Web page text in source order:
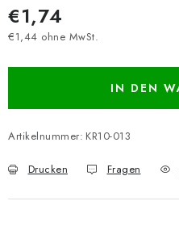
€1,74
€1,44 ohne MwSt.
IN DEN
Artikelnummer: KR10-013
Drucken Fragen